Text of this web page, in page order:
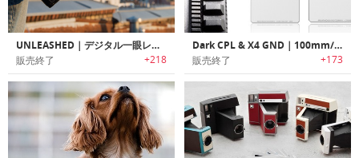
UNLEASHED｜デジタル一眼レフカメラ用スマートリモートコントローラー「アンリーシュド」
販売終了 +218
Dark CPL & X4 GND｜100mm/150mmフォーマットで使用可能な偏光カメラフィルター
販売終了 +173